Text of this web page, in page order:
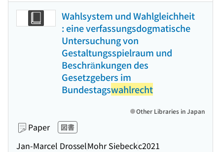
Wahlsystem und Wahlgleichheit
: eine verfassungsdogmatische
Untersuchung von
Gestaltungsspielraum und
Beschränkungen des
Gesetzgebers im
Bundestagswahlrecht
Paper 図書
Jan-Marcel DrosselMohr Siebeckc2021
Other Libraries in Japan